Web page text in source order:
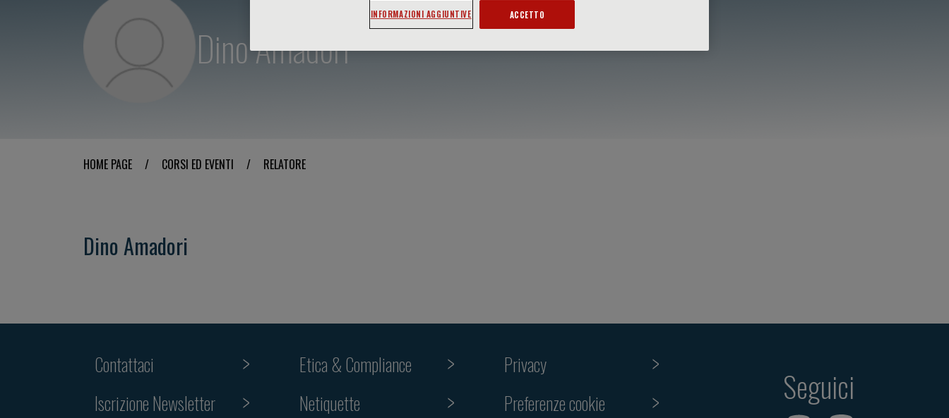
Dino Amadori
HOME PAGE / CORSI ED EVENTI / RELATORE
Dino Amadori
Contattaci
Iscrizione Newsletter
Etica & Compliance
Netiquette
Privacy
Preferenze cookie
Seguici
INFORMAZIONI AGGIUNTIVE ACCETTO